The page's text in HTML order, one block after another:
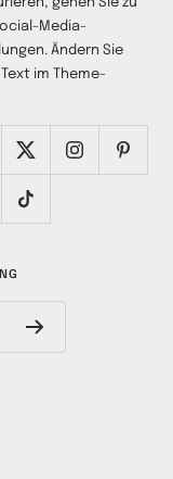
Media-
Ändern Sie
im Theme-